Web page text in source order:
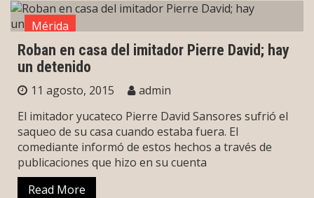
Mérida
Roban en casa del imitador Pierre David; hay
un detenido
11 agosto, 2015
admin
El imitador yucateco Pierre David Sansores sufrió el
saqueo de su casa cuando estaba fuera. El
comediante informó de estos hechos a través de
publicaciones que hizo en su cuenta
Read More